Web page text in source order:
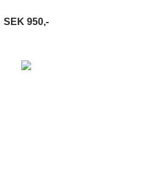
SEK 950,-